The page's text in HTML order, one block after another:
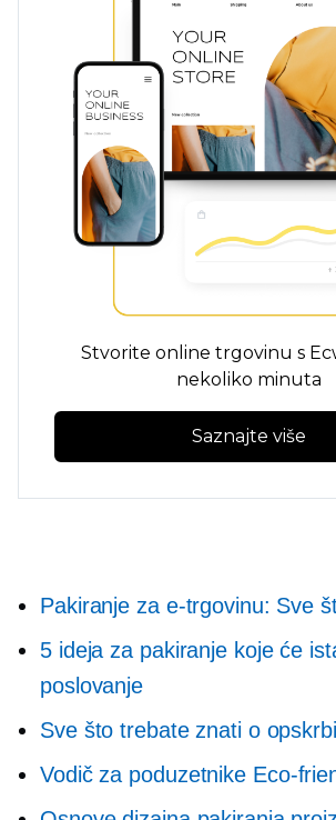
Stvorite online trgovinu s
nekoliko minuta
Saznajte više
Pakiranje za e-trgovinu: Sve
5 ideja za pakiranje koje će
poslovanje
Sve što trebate znati o
Vodič za poduzetnike Eco-